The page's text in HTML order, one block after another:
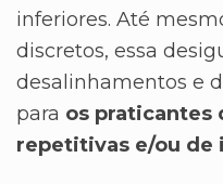
inferiores. Até
discretos, essa
desalinhamentos e
para os praticantes
repetitivas e/ou de